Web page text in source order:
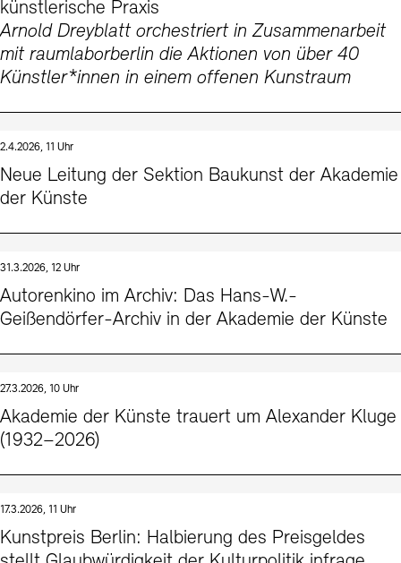
künstlerische Praxis
Arnold Dreyblatt orchestriert in Zusammenarbeit
mit raumlaborberlin die Aktionen von über 40
Künstler*innen in einem offenen Kunstraum
2.4.2026, 11 Uhr
Neue Leitung der Sektion Baukunst der Akademie
der Künste
31.3.2026, 12 Uhr
Autorenkino im Archiv: Das Hans-W.-
Geißendörfer-Archiv in der Akademie der Künste
27.3.2026, 10 Uhr
Akademie der Künste trauert um Alexander Kluge
(1932–2026)
17.3.2026, 11 Uhr
Kunstpreis Berlin: Halbierung des Preisgeldes